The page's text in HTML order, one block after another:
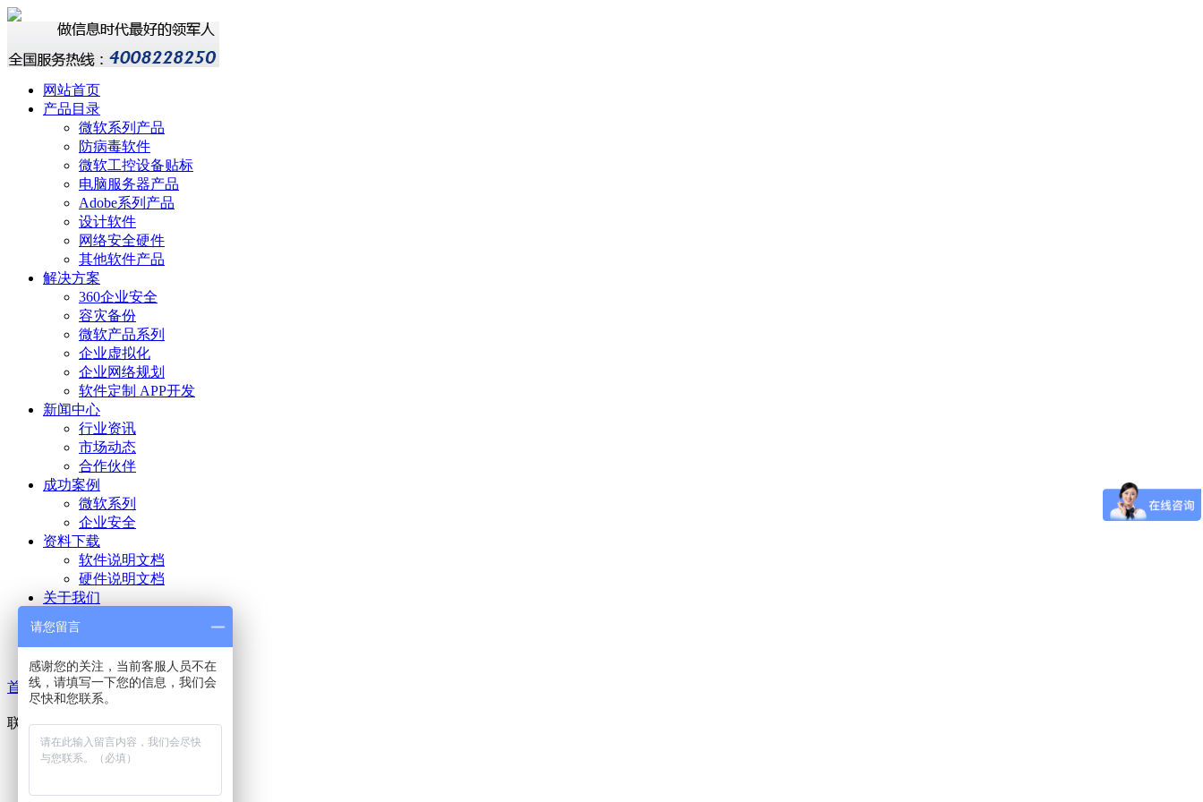
网站首页
产品目录
微软系列产品
防病毒软件
微软工控设备贴标
电脑服务器产品
Adobe系列产品
设计软件
网络安全硬件
其他软件产品
解决方案
360企业安全
容灾备份
微软产品系列
企业虚拟化
企业网络规划
软件定制 APP开发
新闻中心
行业资讯
市场动态
合作伙伴
成功案例
微软系列
企业安全
资料下载
软件说明文档
硬件说明文档
关于我们
首页>>关于我们>>联系我们
联系我们
请您留言
感谢您的关注，当前客服人员不在
线，请填写一下您的信息，我们会
尽快和您联系。